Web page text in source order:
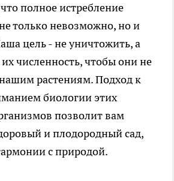
полное истребление
только невозможно, но и
цель - не уничтожить, а
численность, чтобы они не
растениям. Подход к
биологии этих
позволит вам
и плодородный сад,
с природой.